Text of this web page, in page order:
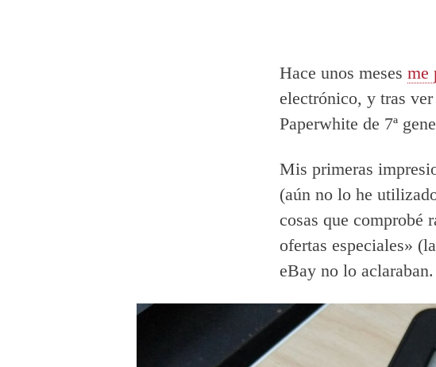
Hace unos meses me
electrónico, y tras
Paperwhite de 7ª
Mis primeras
(aún no lo he
cosas que comprobé
ofertas especiales»
eBay no lo aclaraban.